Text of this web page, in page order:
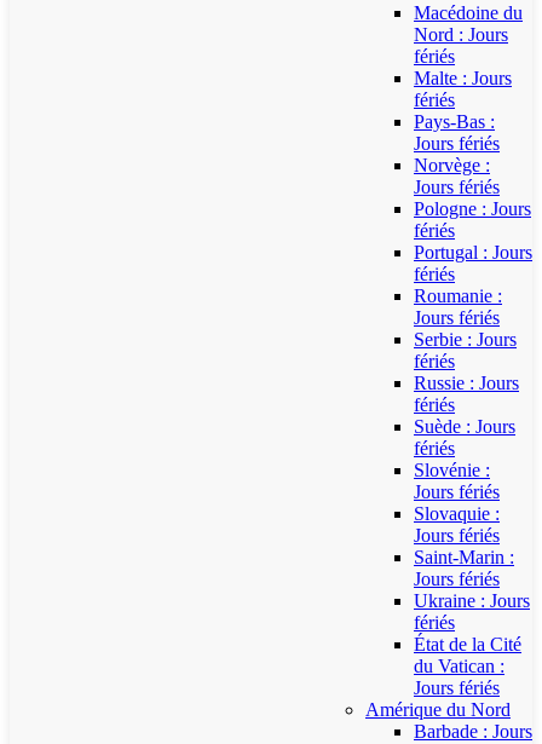
Macédoine du
Nord : Jours
fériés
Malte : Jours
fériés
Pays-Bas :
Jours fériés
Norvège :
Jours fériés
Pologne : Jours
fériés
Portugal : Jours
fériés
Roumanie :
Jours fériés
Serbie : Jours
fériés
Russie : Jours
fériés
Suède : Jours
fériés
Slovénie :
Jours fériés
Slovaquie :
Jours fériés
Saint-Marin :
Jours fériés
Ukraine : Jours
fériés
État de la Cité
du Vatican :
Jours fériés
Amérique du Nord
Barbade : Jours